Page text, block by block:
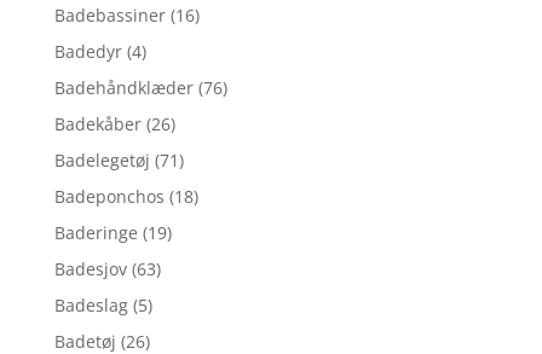
Badebassiner (16)
Badedyr (4)
Badehåndklæder (76)
Badekåber (26)
Badelegetøj (71)
Badeponchos (18)
Baderinge (19)
Badesjov (63)
Badeslag (5)
Badetøj (26)